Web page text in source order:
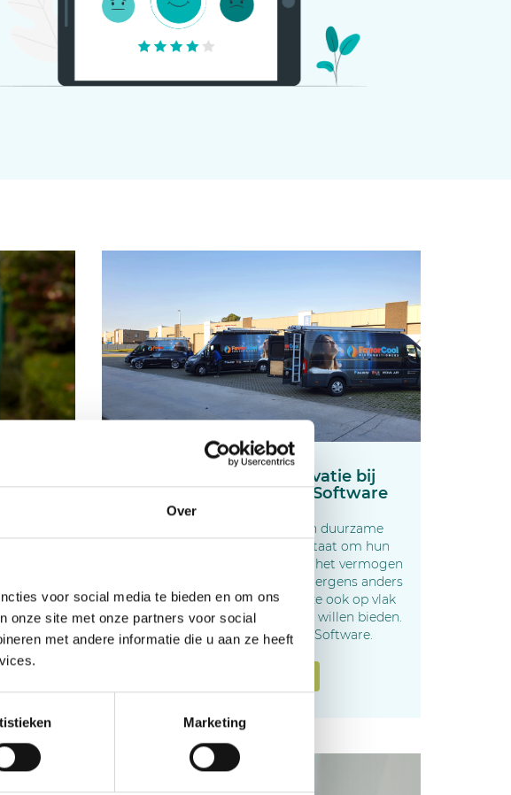
Over
voor social media te bieden en om ons
onze site met onze partners voor social
met andere informatie die u aan ze heeft
Marketing
werd
BLOX
een
Digitalisatie en Innovatie bij
FavorCool met BLOX-Software
FavorCool is een specialist in duurzame
klimaatregeling die bekend staat om hun
flexibiliteit, klantgerichtheid en het vermogen
om oplossingen te bieden die nergens anders
te vinden zijn. Een service die ze ook op vlak
van administratie en opvolging willen bieden.
En die vonden ze bij BLOX Software.